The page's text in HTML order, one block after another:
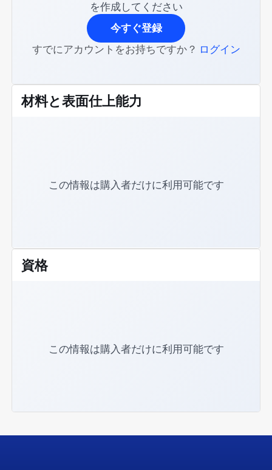
を作成してください
今すぐ登録
すでにアカウントをお持ちですか？ ログイン
材料と表面仕上能力
この情報は購入者だけに利用可能です
資格
この情報は購入者だけに利用可能です